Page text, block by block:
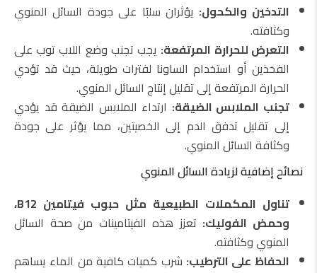
التدخين والكحول: يؤثران سلبًا على جودة السائل المنوي
وكثافته.
التعرض للحرارة المرتفعة: يجب تجنب وضع اللاب توب على
الفخذين أو استخدام الساونا لفترات طويلة، حيث قد تؤدي
الحرارة المرتفعة إلى تقليل إنتاج السائل المنوي.
تجنب الملابس الضيقة: ارتداء الملابس الضيقة قد يؤدي
إلى تقليل تدفق الدم إلى الخصيتين، مما يؤثر على جودة
وكثافة السائل المنوي.
نصائح إضافية لزيادة السائل المنوي
تناول المكملات الطبيعية مثل حبوب فيتامين B12،
وحمض الفوليك: تعزز هذه الفيتامينات من صحة السائل
المنوي وكثافته.
الحفاظ على الترطيب: شرب كميات كافية من الماء يساهم